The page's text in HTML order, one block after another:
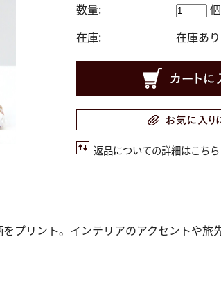
数量:
個
在庫:
在庫あり
返品についての詳細はこちら
プリント。インテリアのアクセントや